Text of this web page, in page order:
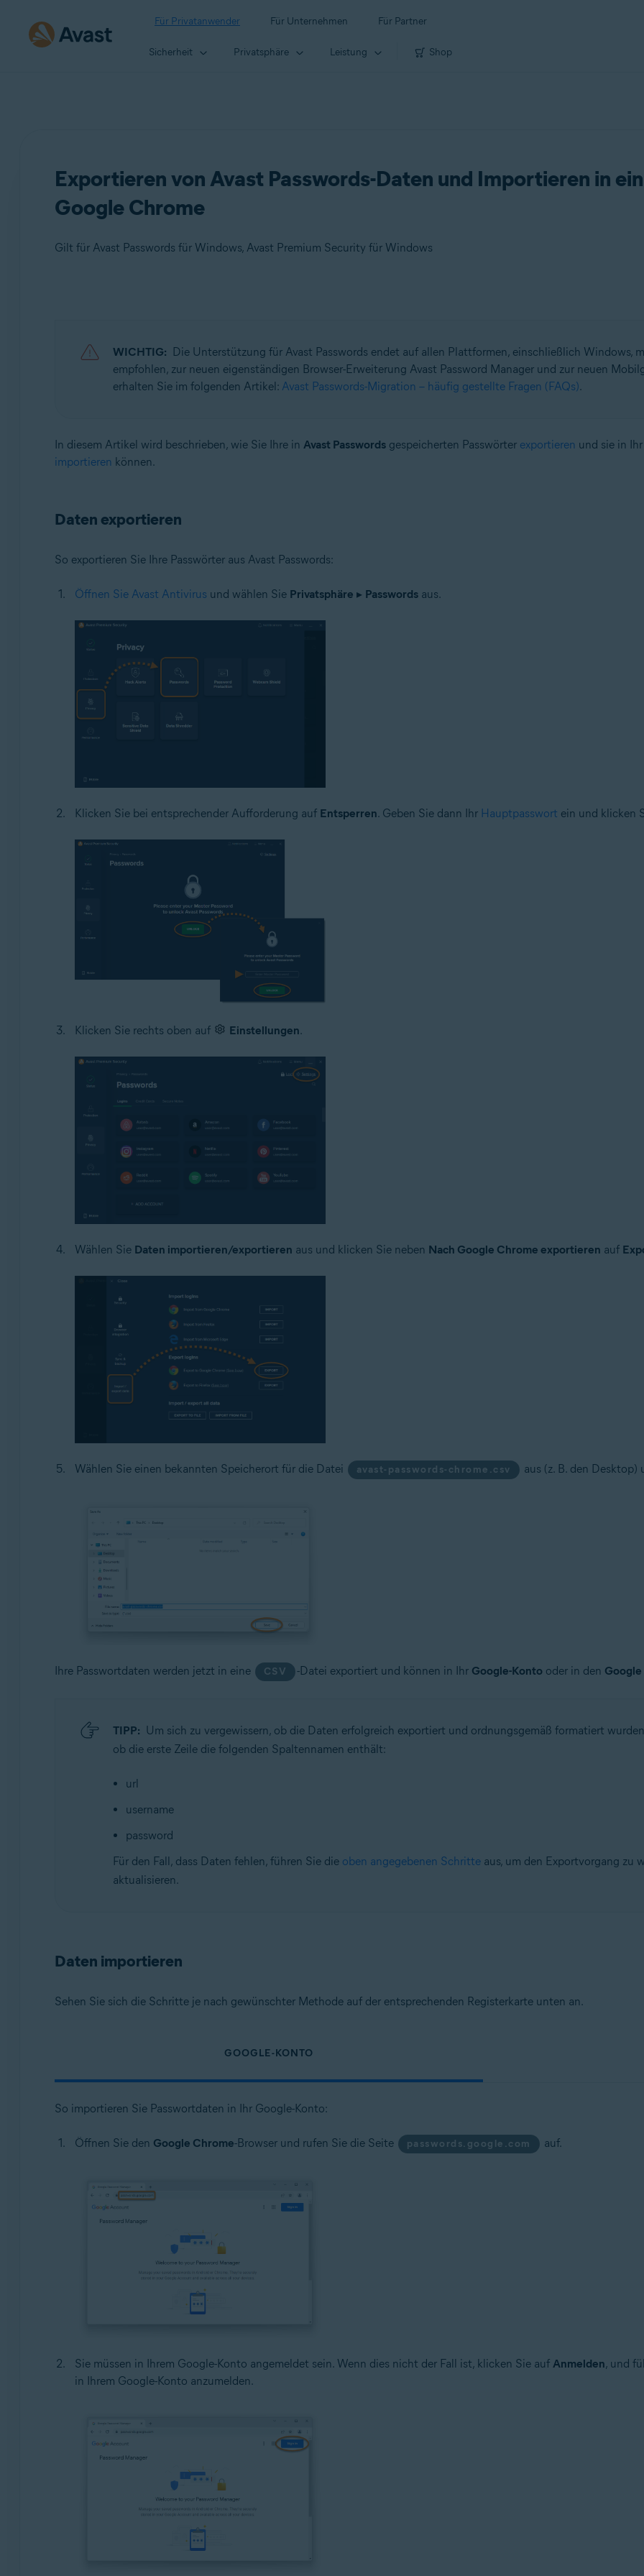
Für Privatanwender Für Unternehmen Für Partner
Sicherheit Privatsphäre Leistung Shop
Exportieren von Avast Passwords-Daten und Importieren in
Google Chrome
Gilt für Avast Passwords für Windows, Avast Premium Security für Windows
Avast Premium Security 22.x für Windows
Betriebssysteme:
Microsoft Windows 8 Home/Pro/Enterprise/Education – 32-/64-Bit
Microsoft Windows 7 Home Basic/Home Premium/Professional/Enterprise/Ultimate – Service Pack 1 mit benutzerfreundlichem
WICHTIG: Die Unterstützung für Avast Passwords endet auf allen Plattformen, einschließlich Windows,
empfohlen, zur neuen eigenständigen Browser-Erweiterung Avast Password Manager und zur neuen
erhalten Sie im folgenden Artikel: Avast Passwords-Migration – häufig gestellte Fragen (FAQs).
In diesem Artikel wird beschrieben, wie Sie Ihre in Avast Passwordsgespeicherten Passwörter exportieren und sie in Ihr
importieren können.
Daten exportieren
So exportieren Sie Ihre Passwörter aus Avast Passwords:
Öffnen Sie Avast Antivirus und wählen Sie Privatsphäre ▸ Passwordsaus.
Klicken Sie bei entsprechender Aufforderung auf Entsperren. Geben Sie dann Ihr Hauptpasswort ein und klicken
Klicken Sie rechts oben auf Einstellungen.
Wählen Sie Daten importieren/exportieren aus und klicken Sie neben Nach Google Chrome exportieren auf
Wählen Sie einen bekannten Speicherort für die Datei avast-passwords-chrome.csv aus (z. B. den
Ihre Passwortdaten werden jetzt in eine CSV -Datei exportiert und können in Ihr Google-Konto oder in den
TIPP: Um sich zu vergewissern, ob die Daten erfolgreich exportiert und ordnungsgemäß formatiert
ob die erste Zeile die folgenden Spaltennamen enthält:
url
username
password
Für den Fall, dass Daten fehlen, führen Sie die oben angegebenen Schritteaus, um den Exportvorgang zu
aktualisieren.
Daten importieren
Sehen Sie sich die Schritte je nach gewünschter Methode auf der entsprechenden Registerkarte unten an.
GOOGLE-KONTO
So importieren Sie Passwortdaten in Ihr Google-Konto:
Öffnen Sie den Google Chrome-Browser und rufen Sie die Seite passwords.google.com auf.
Sie müssen in Ihrem Google-Konto angemeldet sein. Wenn dies nicht der Fall ist, klicken Sie auf Anmelden, und
in Ihrem Google-Konto anzumelden.